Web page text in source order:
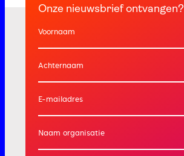
Onze nieuwsbrief ontvangen?
Voornaam
Achternaam
E-mailadres
Naam organisatie